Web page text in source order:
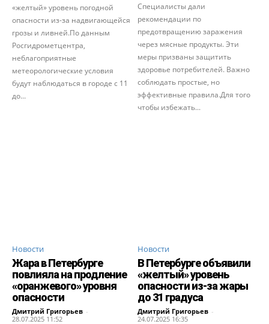
«желтый» уровень погодной
опасности из-за надвигающейся
грозы и ливней.По данным
Росгидрометцентра,
неблагоприятные
метеорологические условия
будут наблюдаться в городе с 11
до...
Специалисты дали
рекомендации по
предотвращению заражения
через мясные продукты. Эти
меры призваны защитить
здоровье потребителей. Важно
соблюдать простые, но
эффективные правила.Для того
чтобы избежать...
Новости
Жара в Петербурге
повлияла на продление
«оранжевого» уровня
опасности
Дмитрий Григорьев -
28.07.2025 11:52
Новости
В Петербурге объявили
«желтый» уровень
опасности из-за жары
до 31 градуса
Дмитрий Григорьев -
24.07.2025 16:35